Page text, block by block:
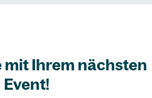
mit Ihrem nächsten
Event!